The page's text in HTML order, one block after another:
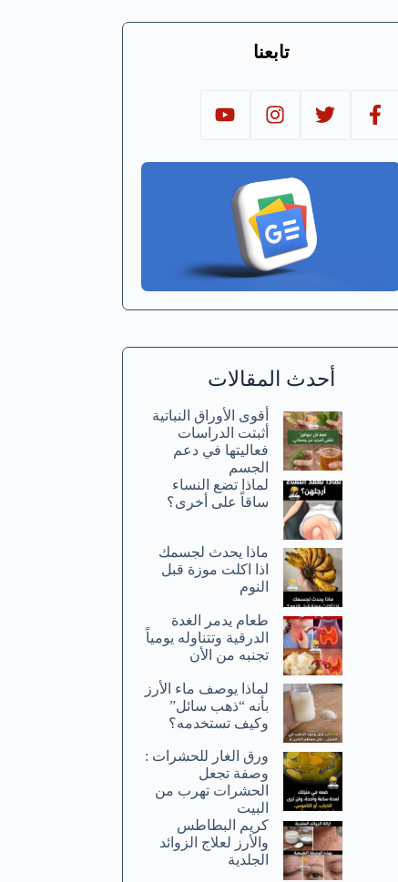
تابعنا
أحدث المقالات
أقوى الأوراق النباتية
أثبتت الدراسات
فعاليتها في دعم
الجسم
لماذا تضع النساء
ساقاً على أخرى؟
ماذا يحدث لجسمك
اذا اكلت موزة قبل
النوم
طعام يدمر الغدة
الدرقية وتتناوله يومياً
تجنبه من الأن
لماذا يوصف ماء الأرز
بأنه “ذهب سائل”
وكيف تستخدمه؟
ورق الغار للحشرات :
وصفة تجعل
الحشرات تهرب من
البيت
كريم البطاطس
والأرز لعلاج الزوائد
الجلدية